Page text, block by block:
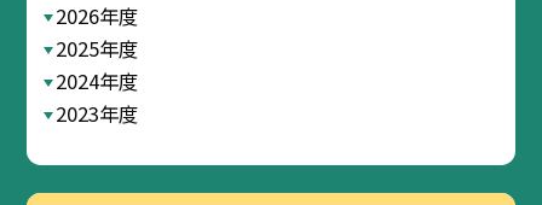
2026年度
2025年度
2024年度
2023年度